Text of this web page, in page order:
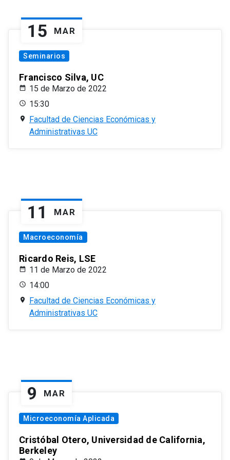
15 MAR
Seminarios
Francisco Silva, UC
15 de Marzo de 2022
15:30
Facultad de Ciencias Económicas y
Administrativas UC
11 MAR
Macroeconomía
Ricardo Reis, LSE
11 de Marzo de 2022
14:00
Facultad de Ciencias Económicas y
Administrativas UC
9 MAR
Microeconomía Aplicada
Cristóbal Otero, Universidad de California,
Berkeley